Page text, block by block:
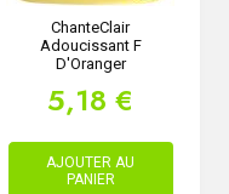
ChanteClair
Adoucissant F
D'Oranger
5,18 €
AJOUTER AU
PANIER